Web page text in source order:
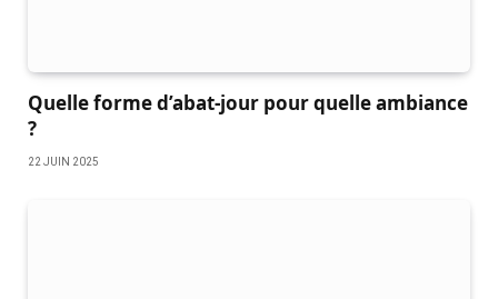
Quelle forme d’abat-jour pour quelle ambiance
?
22 JUIN 2025